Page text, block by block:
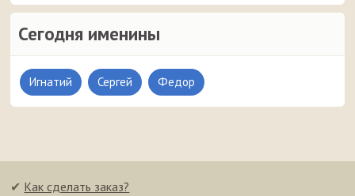
Сегодня именины
Игнатий Сергей Федор
✔ Как сделать заказ?